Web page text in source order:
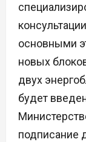
основными
новых
двух
будет
подписание